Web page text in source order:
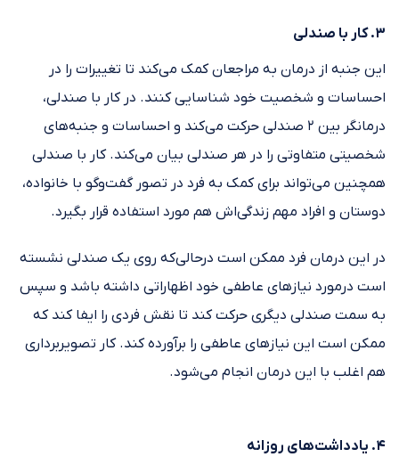
۳. کار با صندلی
این جنبه از درمان به مراجعان کمک می‌کند تا تغییرات را در
احساسات و شخصیت خود شناسایی کنند. در کار با صندلی،
درمانگر بین ۲ صندلی حرکت می‌کند و احساسات و جنبه‌های
شخصیتی متفاوتی را در هر صندلی بیان می‌کند. کار با صندلی
همچنین می‌تواند برای کمک به فرد در تصور گفت‌وگو با خانواده،
دوستان و افراد مهم زندگی‌اش هم مورد استفاده قرار بگیرد.
در این درمان فرد ممکن است درحالی‌که روی یک صندلی نشسته
است درمورد نیازهای عاطفی خود اظهاراتی داشته باشد و سپس
به سمت صندلی دیگری حرکت کند تا نقش فردی را ایفا کند که
ممکن است این نیازهای عاطفی را برآورده کند. کار تصویربرداری
هم اغلب با این درمان انجام می‌شود.
۴. یادداشت‌های روزانه